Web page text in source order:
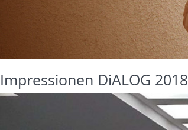
Impressionen DiALOG 2018